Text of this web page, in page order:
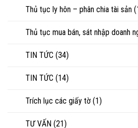
Thủ tục ly hôn – phân chia tài sản
Thủ tục mua bán, sát nhập doanh
TIN TỨC (34)
TIN TỨC (14)
Trích lục các giấy tờ (1)
TƯ VẤN (21)